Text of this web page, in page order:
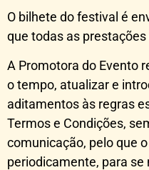
O bilhete do festival é
que todas as
A Promotora do Evento
o tempo, atualizar e
aditamentos às regras
Termos e Condições,
comunicação, pelo que
periodicamente, para